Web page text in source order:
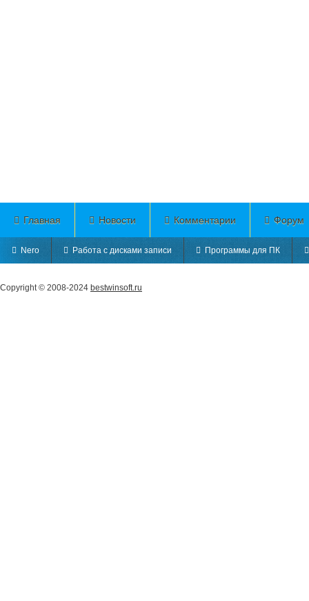
Главная Новости Комментарии Форум
Nero Работа с дисками записи Программы для ПК
Copyright © 2008-2024 bestwinsoft.ru